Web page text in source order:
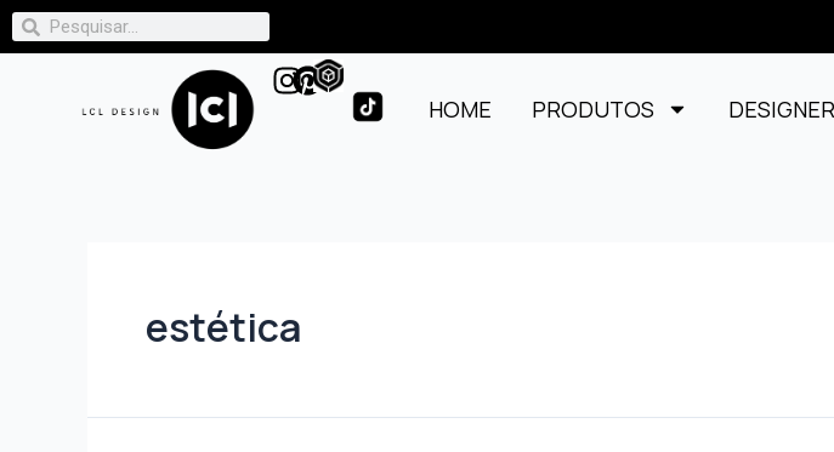
HOME PRODUTOS
estética